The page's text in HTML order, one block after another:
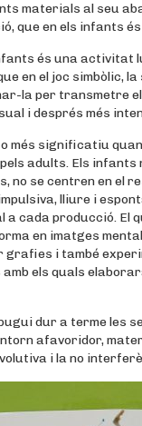
materials al seu
que en els infants
és una activitat
en el joc simbòlic, la
la per transmetre el
i després més
més significatiu
adults. Els infants
no se centren en el
lliure i
a cada producció. El
en imatges
i també
els quals
dur a terme les
afavoridor,
i la no